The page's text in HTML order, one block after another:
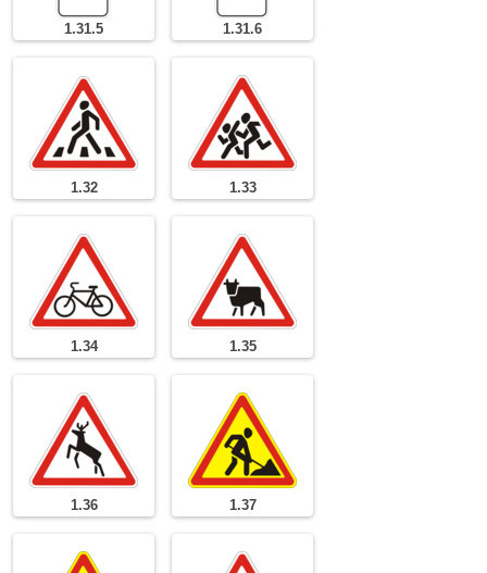
1.31.5 1.31.6
1.32 1.33
1.34 1.35
1.36 1.37